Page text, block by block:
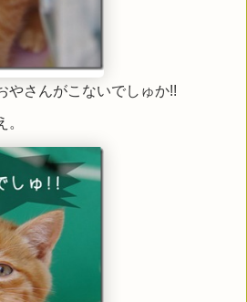
やさんがこないでしゅか!!